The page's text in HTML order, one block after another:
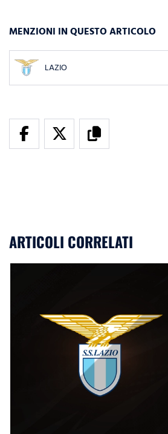
MENZIONI IN QUESTO ARTICOLO
LAZIO
ARTICOLI CORRELATI